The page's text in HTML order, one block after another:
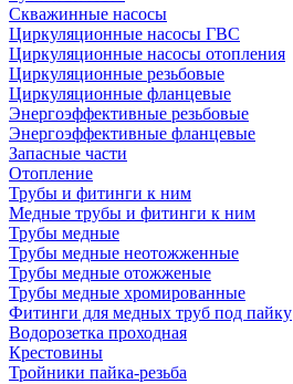
Скважинные насосы
Циркуляционные насосы ГВС
Циркуляционные насосы отопления
Циркуляционные резьбовые
Циркуляционные фланцевые
Энергоэффективные резьбовые
Энергоэффективные фланцевые
Запасные части
Отопление
Трубы и фитинги к ним
Медные трубы и фитинги к ним
Трубы медные
Трубы медные неотожженные
Трубы медные отожженые
Трубы медные хромированные
Фитинги для медных труб под пайку
Водорозетка проходная
Крестовины
Тройники пайка-резьба